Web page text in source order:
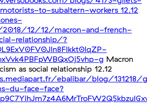
to-subaltern-workers 12.12
2018/12/12/macron-and-french-
relationship/?
g Macron
as social relationship 12.12
ebalibar/blog/131218/
du-face-face?